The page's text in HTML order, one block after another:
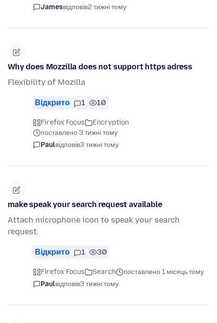
Jamesвідповів2 тижні тому
Why does Mozzilla does not support https adress
Flexibility of Mozilla
Відкрито 1 10
Firefox Focus
Encryption
поставлено 3 тижні тому
Paulвідповів3 тижні тому
make speak your search request available
Attach microphone icon to speak your search
request.
Відкрито 1 30
Firefox Focus Search
поставлено 1 місяць тому
Paulвідповів3 тижні тому